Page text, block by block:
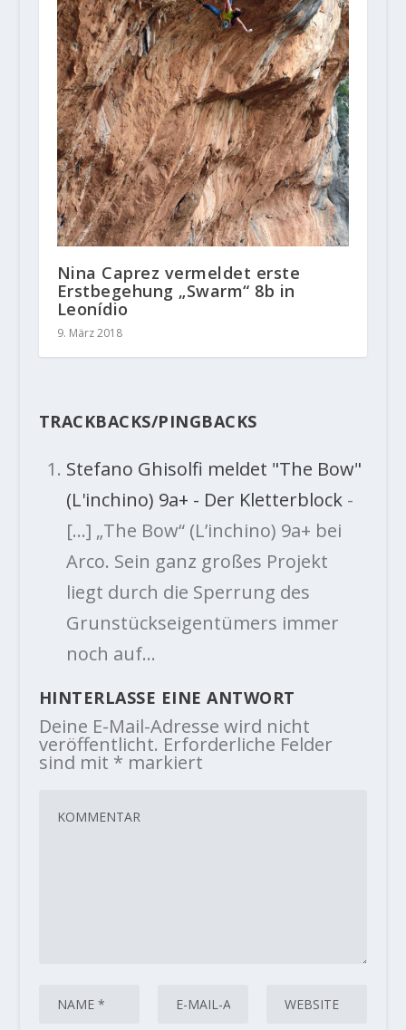
Nina Caprez vermeldet erste
Erstbegehung „Swarm“ 8b in
Leonídio
9. März 2018
TRACKBACKS/PINGBACKS
Stefano Ghisolfi meldet "The Bow"
(L'inchino) 9a+ - Der Kletterblock-
[…] „The Bow“ (L’inchino) 9a+ bei
Arco. Sein ganz großes Projekt
liegt durch die Sperrung des
Grunstückseigentümers immer
noch auf…
HINTERLASSE EINE ANTWORT
Deine E-Mail-Adresse wird nicht
veröffentlicht. Erforderliche Felder
sind mit * markiert